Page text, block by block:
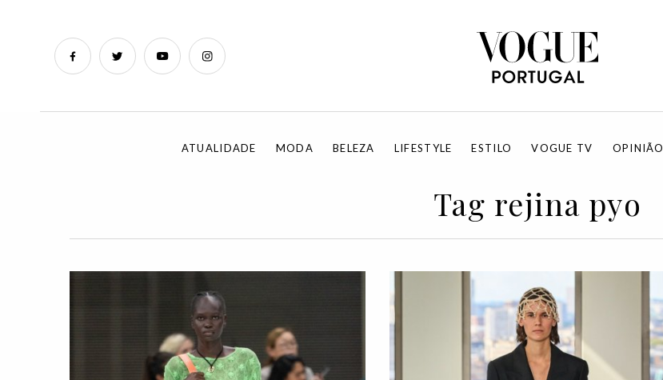
ATUALIDADE MODA BELEZA LIFESTYLE ESTILO VOGUE TV OPINIÃO
Tag rejina pyo